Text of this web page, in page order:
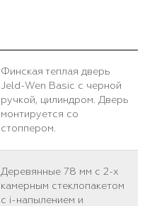
Финская теплая дверь
Jeld-Wen Basic с черной
ручкой, цилиндром. Дверь
монтируется со
стоппером.
Деревянные 78 мм с 2-х
камерным стеклопакетом
с i-напылением и